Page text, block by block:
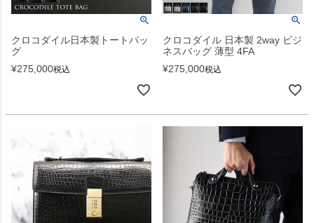
クロコダイル日本製トートバッ
グ
¥275,000税込
クロコダイル 日本製 2way ビジ
ネスバッグ 薄型 4FA
¥275,000税込